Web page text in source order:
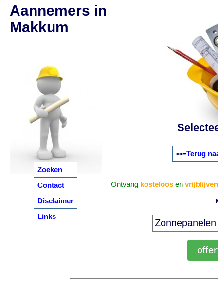
Zoeken
Contact
Disclaimer
Links
Aannemers in
Makkum
<<=Terug
Ontvang kosteloosen